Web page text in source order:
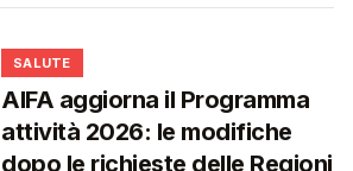
SALUTE
AIFA aggiorna il Programma
attività 2026: le modifiche
dopo le richieste delle Regioni